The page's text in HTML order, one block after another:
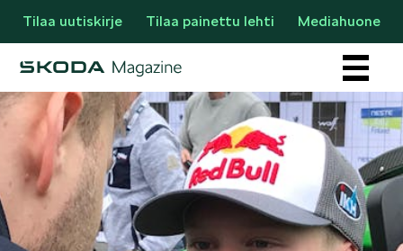
Tilaa uutiskirje Tilaa painettu lehti Mediahuone
Osastot